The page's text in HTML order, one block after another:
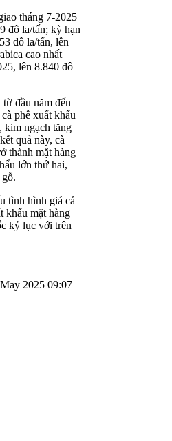
tháng 7-2025
đô la/tấn; kỳ hạn
đô la/tấn, lên
cao nhất
lên 8.840 đô
đầu năm đến
phê xuất khẩu
kim ngạch tăng
quả này, cà
thành mặt hàng
lớn thứ hai,
tình hình giá cả
khẩu mặt hàng
kỷ lục với trên
2025 09:07